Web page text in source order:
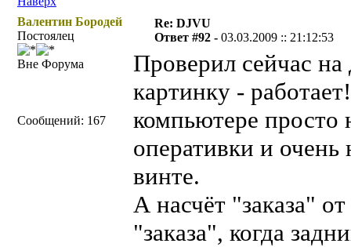
Валентин Бородей
Постоялец
Вне Форума
Сообщений: 167
Re: DJVU
Ответ #92 -03.03.2009 :: 21:12:53
Проверил сейчас
картинку -
компьютере просто
оперативки и
винте.
А насчёт "заказа"
"заказа", когда